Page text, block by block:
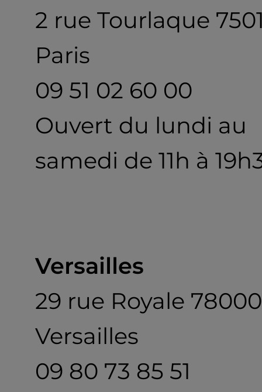
2 rue Tourlaque
Paris
09 51 02 60 00
Ouvert du lundi au
samedi de 11h à
Versailles
29 rue Royale 78000
Versailles
09 80 73 85 51